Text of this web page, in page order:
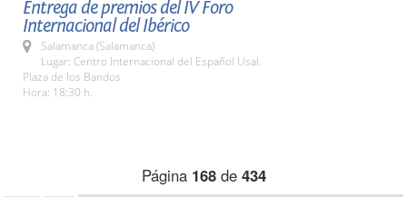
Entrega de premios del IV Foro
Internacional del Ibérico
Salamanca (Salamanca)
Lugar: Centro Internacional del Español Usal.
Plaza de los Bandos
Hora: 18:30 h.
Página 168de 434